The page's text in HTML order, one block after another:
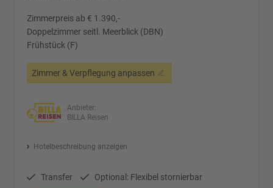
Zimmerpreis ab € 1.390,-
Doppelzimmer seitl. Meerblick (DBN)
Frühstück (F)
Zimmer & Verpflegung anpassen
Anbieter:
BILLA Reisen
Hotelbeschreibung anzeigen
Transfer Optional: Flexibel stornierbar